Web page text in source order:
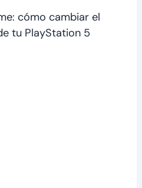
cómo cambiar el
tu PlayStation 5